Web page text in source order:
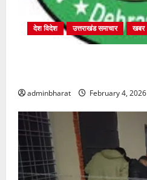
देश विदेश उत्तराखंड समाचार खबर
adminbharat February 4, 2026